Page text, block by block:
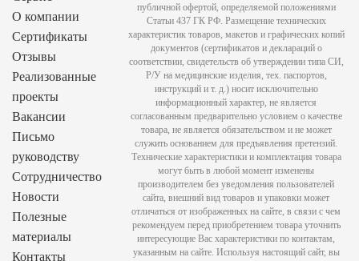
О компании
Сертификаты
Отзывы
Реализованные
проекты
Вакансии
Письмо
руководству
Сотрудничество
Новости
Полезные
материалы
Контакты
публичной офертой, определяемой положениями
Статьи 437 ГК РФ. Размещение технических
характеристик товаров, макетов и графических копий
документов (сертификатов и деклараций о
соответствии, свидетельств об утверждении типа СИ,
Р/У на медицинские изделия, тех. паспортов,
инструкций и т. д.) носит исключительно
информационный характер, не является
согласованным предварительно условием о качестве
товара, не является обязательством и не может
служить основанием для предъявления претензий.
Технические характеристики и комплектация товара
могут быть в любой момент изменены
производителем без уведомления пользователей
сайта, внешний вид товаров и упаковки может
отличаться от изображенных на сайте, в связи с чем
рекомендуем перед приобретением товара уточнить
интересующие Вас характеристики по контактам,
указанным на сайте. Используя настоящий сайт, вы